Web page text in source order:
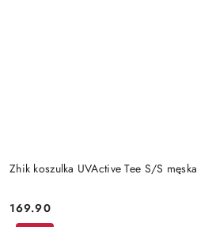
Zhik koszulka UVActive Tee S/S męska
Cena:
169.90